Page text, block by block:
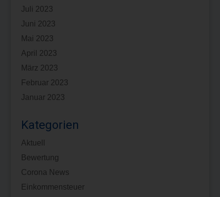
Juli 2023
Juni 2023
Mai 2023
April 2023
März 2023
Februar 2023
Januar 2023
Kategorien
Aktuell
Bewertung
Corona News
Einkommensteuer